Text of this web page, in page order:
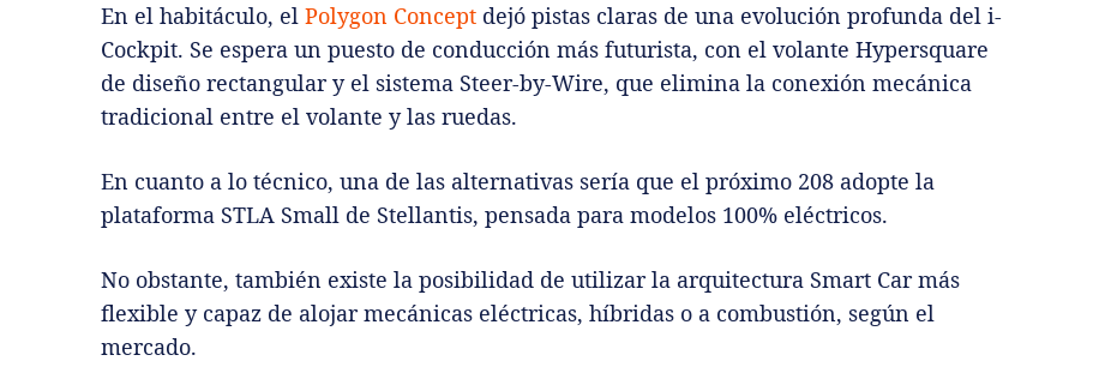
En el habitáculo, el Polygon Concept dejó pistas claras de una evolución profunda del i-
Cockpit. Se espera un puesto de conducción más futurista, con el volante Hypersquare
de diseño rectangular y el sistema Steer-by-Wire, que elimina la conexión mecánica
tradicional entre el volante y las ruedas.
En cuanto a lo técnico, una de las alternativas sería que el próximo 208 adopte la
plataforma STLA Small de Stellantis, pensada para modelos 100% eléctricos.
No obstante, también existe la posibilidad de utilizar la arquitectura Smart Car más
flexible y capaz de alojar mecánicas eléctricas, híbridas o a combustión, según el
mercado.